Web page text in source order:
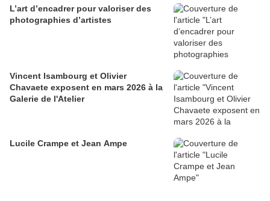
L’art d’encadrer pour valoriser des
photographies d’artistes
Vincent Isambourg et Olivier
Chavaete exposent en mars 2026 à la
Galerie de l'Atelier
Lucile Crampe et Jean Ampe